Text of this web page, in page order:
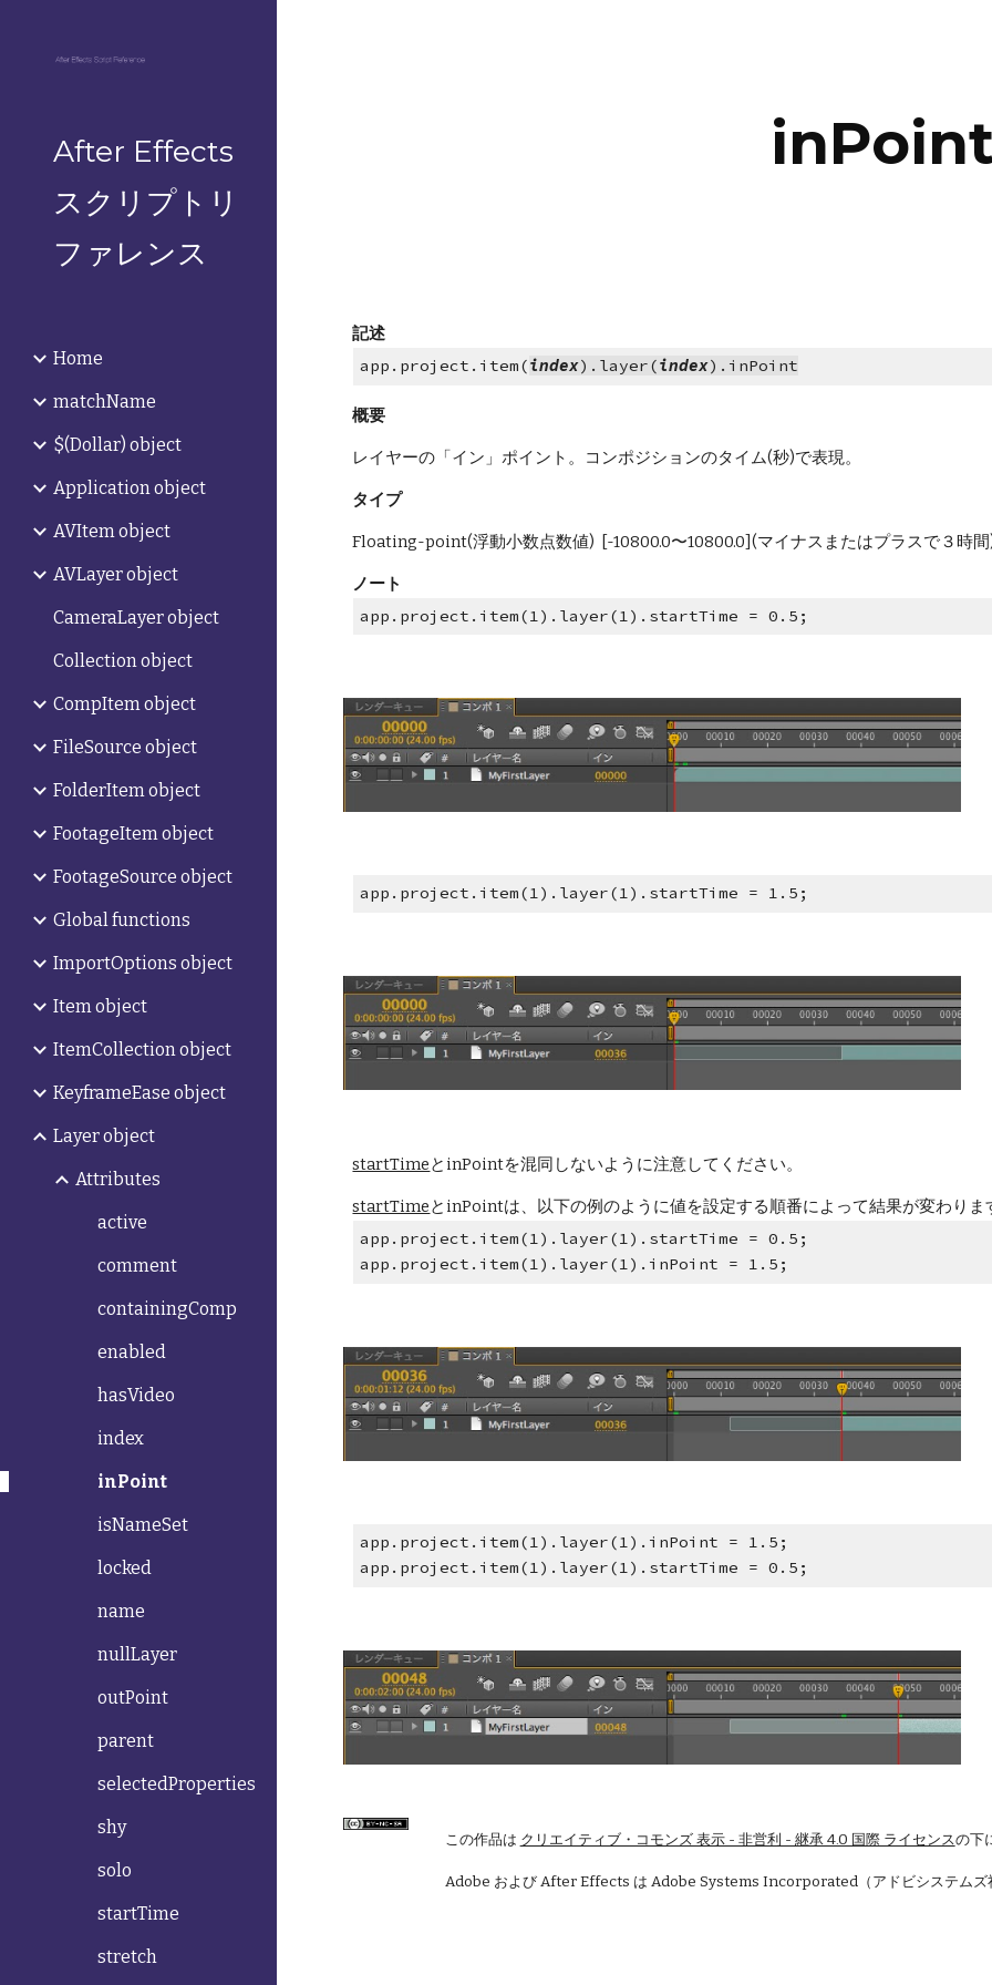
After Effects
スクリプトリ
ファレンス
Home
matchName
$(Dollar) object
Application object
AVItem object
AVLayer object
CameraLayer object
Collection object
CompItem object
FileSource object
FolderItem object
FootageItem object
FootageSource object
Global functions
ImportOptions object
Item object
ItemCollection object
KeyframeEase object
Layer object
Attributes
active
comment
containingComp
enabled
hasVideo
index
inPoint
isNameSet
locked
name
nullLayer
outPoint
parent
selectedProperties
shy
solo
startTime
stretch
記述
app.project.item(index).layer(index).inPoint
概要
レイヤーの「イン」ポイント。コンポジションのタイム(秒)で表現。
タイプ
Floating-point(浮動小数点数値)  [-10800.0〜10800.0](マイナスまたはプラスで３時
ノート
app.project.item(1).layer(1).startTime = 0.5;
app.project.item(1).layer(1).startTime = 1.5;
startTimeとinPointを混同しないように注意してください。
startTimeとinPointは、以下の例のように値を設定する順番によって結果が変わりま
app.project.item(1).layer(1).startTime = 0.5;
app.project.item(1).layer(1).inPoint = 1.5;
app.project.item(1).layer(1).inPoint = 1.5;
app.project.item(1).layer(1).startTime = 0.5;
この作品は クリエイティブ・コモンズ 表示 - 非営利 - 継承 4.0 国際 ライセンスの下
Adobe および After Effects は Adobe Systems Incorporated（アドビシステムズ